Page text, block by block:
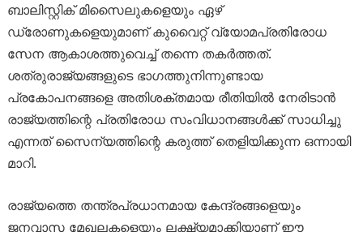
ബാലിസ്റ്റിക് മിസൈലുകളെയും ഏഴ്
ഡ്രോണുകളെയുമാണ് കുവൈറ്റ് വ്യോമപ്രതിരോധ
സേന ആകാശത്തുവെച്ച് തന്നെ തകർത്തത്.
ശത്രുരാജ്യങ്ങളുടെ ഭാഗത്തുനിന്നുണ്ടായ
പ്രകോപനങ്ങളെ അതിശക്തമായ രീതിയിൽ നേരിടാൻ
രാജ്യത്തിന്റെ പ്രതിരോധ സംവിധാനങ്ങൾക്ക് സാധിച്ചു
എന്നത് സൈന്യത്തിന്റെ കരുത്ത് തെളിയിക്കുന്ന ഒന്നായി
മാറി.
രാജ്യത്തെ തന്ത്രപ്രധാനമായ കേന്ദ്രങ്ങളെയും
ജനവാസ മേഖലകളെയും ലക്ഷ്യമാക്കിയാണ് ഈ